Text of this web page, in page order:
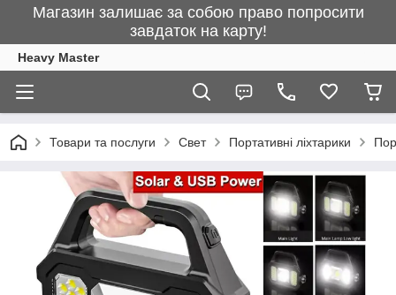
Магазин залишає за собою право попросити
завдаток на карту!
Heavy Master
Товари та послуги Свет Портативні ліхтарики